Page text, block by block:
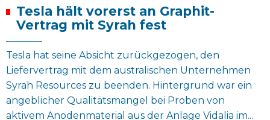
Tesla hält vorerst an Graphit-
Vertrag mit Syrah fest
Tesla hat seine Absicht zurückgezogen, den
Liefervertrag mit dem australischen Unternehmen
Syrah Resources zu beenden. Hintergrund war ein
angeblicher Qualitätsmangel bei Proben von
aktivem Anodenmaterial aus der Anlage Vidalia im...